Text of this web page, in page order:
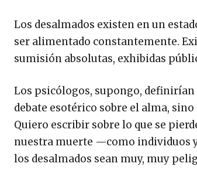
Los desalmados existen en un
ser alimentado constantemente.
sumisión absolutas, exhibidas
Los psicólogos, supongo,
debate esotérico sobre el alma,
Quiero escribir sobre lo que se
nuestra muerte —como individuos
los desalmados sean muy, muy